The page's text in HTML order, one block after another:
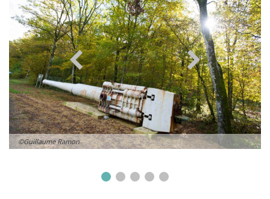
CITADELLE
BILLETTERIE
©Guillaume Ramon